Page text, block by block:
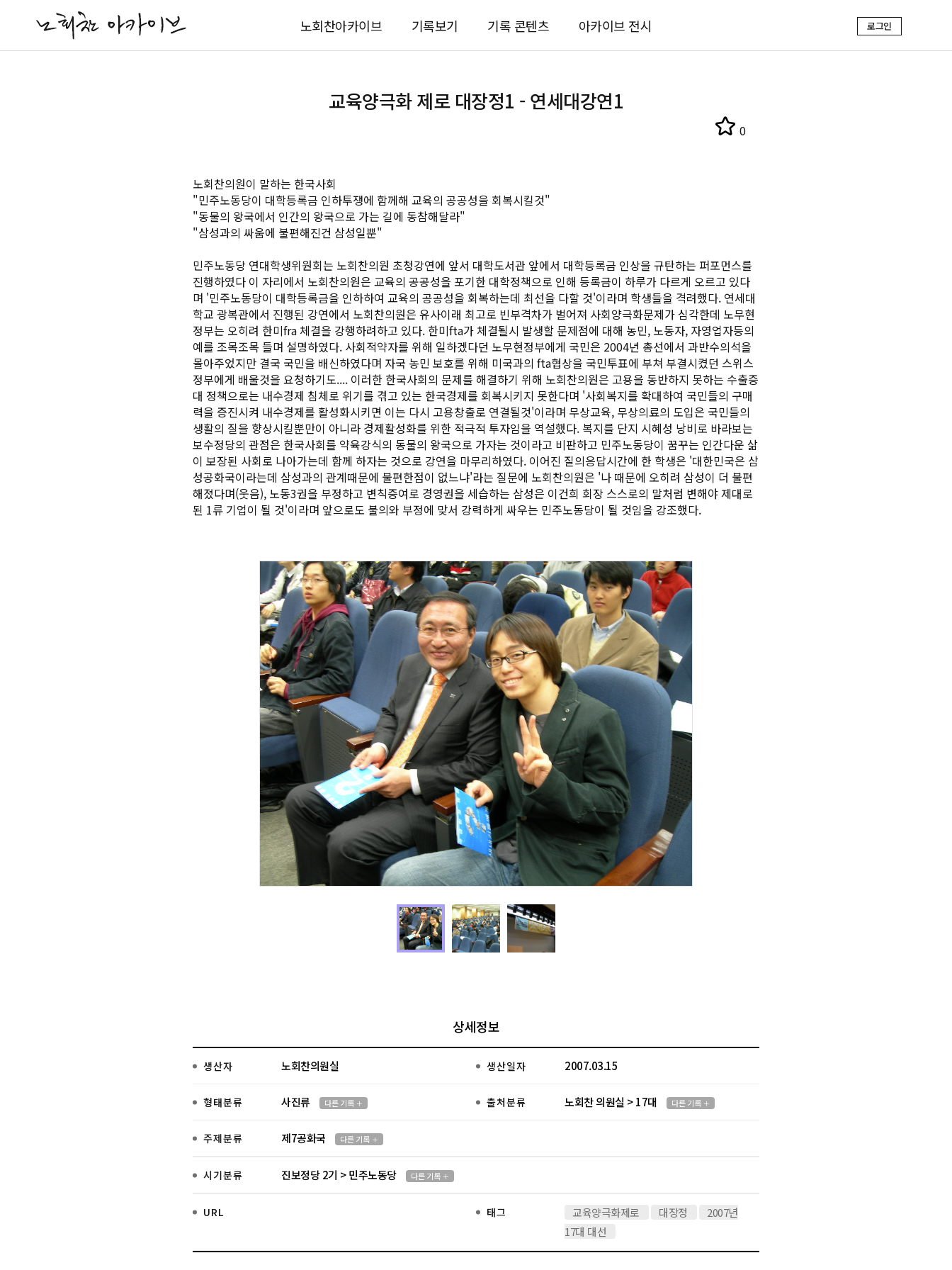
노회찬아카이브 기록보기 기록 콘텐츠 아카이브 전시 로그인
교육양극화 제로 대장정1 - 연세대강연1
0
노회찬의원이 말하는 한국사회
"민주노동당이 대학등록금 인하투쟁에 함께해 교육의 공공성을 회복시킬것"
"동물의 왕국에서 인간의 왕국으로 가는 길에 동참해달라"
"삼성과의 싸움에 불편해진건 삼성일뿐"
민주노동당 연대학생위원회는 노회찬의원 초청강연에 앞서 대학도서관 앞에서 대학등록금 인상을 규탄하는 퍼포먼스를
진행하였다 이 자리에서 노회찬의원은 교육의 공공성을 포기한 대학정책으로 인해 등록금이 하루가 다르게 오르고 있다
며 '민주노동당이 대학등록금을 인하하여 교육의 공공성을 회복하는데 최선을 다할 것'이라며 학생들을 격려했다. 연세대
학교 광복관에서 진행된 강연에서 노회찬의원은 유사이래 최고로 빈부격차가 벌어져 사회양극화문제가 심각한데 노무현
정부는 오히려 한미fra 체결을 강행하려하고 있다. 한미fta가 체결될시 발생할 문제점에 대해 농민, 노동자, 자영업자등의
예를 조목조목 들며 설명하였다. 사회적약자를 위해 일하겠다던 노무현정부에게 국민은 2004년 총선에서 과반수의석을
몰아주었지만 결국 국민을 배신하였다며 자국 농민 보호를 위해 미국과의 fta협상을 국민투표에 부쳐 부결시켰던 스위스
정부에게 배울것을 요청하기도.... 이러한 한국사회의 문제를 해결하기 위해 노회찬의원은 고용을 동반하지 못하는 수출증
대 정책으로는 내수경제 침체로 위기를 겪고 있는 한국경제를 회복시키지 못한다며 '사회복지를 확대하여 국민들의 구매
력을 증진시켜 내수경제를 활성화시키면 이는 다시 고용창출로 연결될것'이라며 무상교육, 무상의료의 도입은 국민들의
생활의 질을 향상시킬뿐만이 아니라 경제활성화를 위한 적극적 투자임을 역설했다. 복지를 단지 시혜성 낭비로 바라보는
보수정당의 관점은 한국사회를 약육강식의 동물의 왕국으로 가자는 것이라고 비판하고 민주노동당이 꿈꾸는 인간다운 삶
이 보장된 사회로 나아가는데 함께 하자는 것으로 강연을 마무리하였다. 이어진 질의응답시간에 한 학생은 '대한민국은 삼
성공화국이라는데 삼성과의 관계때문에 불편한점이 없느냐'라는 질문에 노회찬의원은 '나 때문에 오히려 삼성이 더 불편
해졌다며(웃음), 노동3권을 부정하고 변칙증여로 경영권을 세습하는 삼성은 이건희 회장 스스로의 말처럼 변해야 제대로
된 1류 기업이 될 것'이라며 앞으로도 불의와 부정에 맞서 강력하게 싸우는 민주노동당이 될 것임을 강조했다.
상세정보
생산자 노회찬의원실 생산일자 2007.03.15
형태분류 사진류 다른 기록 출처분류 노회찬 의원실 > 17대 다른 기록
주제분류 제7공화국 다른 기록
시기분류 진보정당 2기 > 민주노동당 다른 기록
URL 태그 교육양극화제로 대장정
2007년
17대 대선